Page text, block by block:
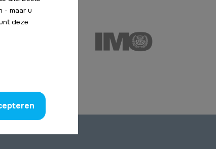
- maar u
deze